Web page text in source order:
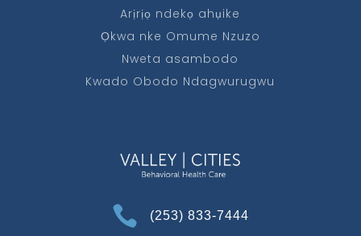
Arịrịọ ndekọ ahụike
Ọkwa nke Omume Nzuzo
Nweta asambodo
Kwado Obodo Ndagwurugwu
 (253) 833-7444